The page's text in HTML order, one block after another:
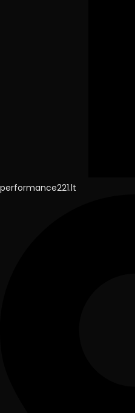
performance221.lt